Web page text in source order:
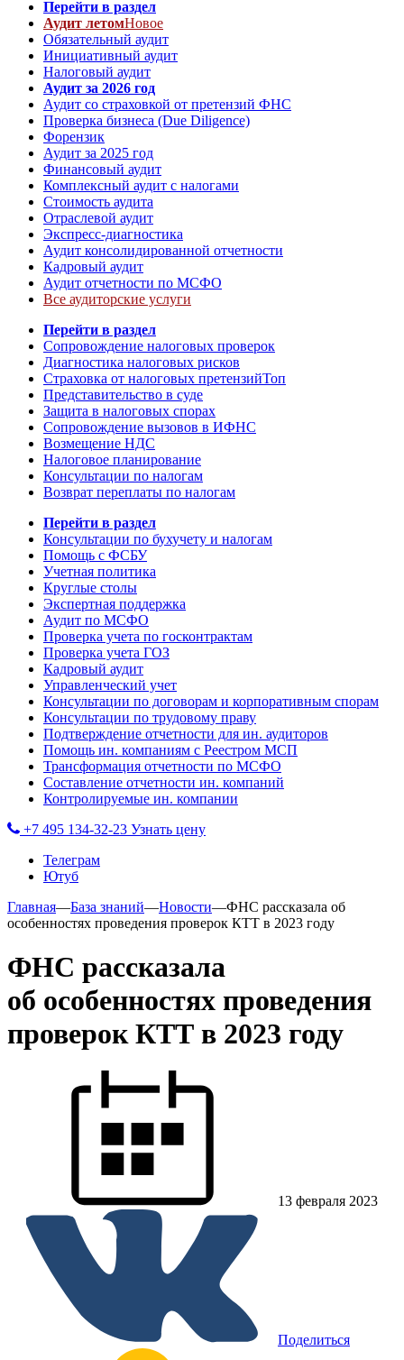
Перейти в раздел
Аудит летомНовое
Обязательный аудит
Инициативный аудит
Налоговый аудит
Аудит за 2026 год
Аудит со страховкой от претензий ФНС
Проверка бизнеса (Due Diligence)
Форензик
Аудит за 2025 год
Финансовый аудит
Комплексный аудит с налогами
Стоимость аудита
Отраслевой аудит
Экспресс-диагностика
Аудит консолидированной отчетности
Кадровый аудит
Аудит отчетности по МСФО
Все аудиторские услуги
Перейти в раздел
Сопровождение налоговых проверок
Диагностика налоговых рисков
Страховка от налоговых претензийТоп
Представительство в суде
Защита в налоговых спорах
Сопровождение вызовов в ИФНС
Возмещение НДС
Налоговое планирование
Консультации по налогам
Возврат переплаты по налогам
Перейти в раздел
Консультации по бухучету и налогам
Помощь с ФСБУ
Учетная политика
Круглые столы
Экспертная поддержка
Аудит по МСФО
Проверка учета по госконтрактам
Проверка учета ГОЗ
Кадровый аудит
Управленческий учет
Консультации по договорам и корпоративным спорам
Консультации по трудовому праву
Подтверждение отчетности для ин. аудиторов
Помощь ин. компаниям с Реестром МСП
Трансформация отчетности по МСФО
Составление отчетности ин. компаний
Контролируемые ин. компании
+7 495 134-32-23 Узнать цену
Телеграм
Ютуб
Главная—База знаний—Новости—ФНС рассказала об
особенностях проведения проверок КТТ в 2023 году
ФНС рассказала
об особенностях проведения
проверок КТТ в 2023 году
13 февраля 2023
Поделиться